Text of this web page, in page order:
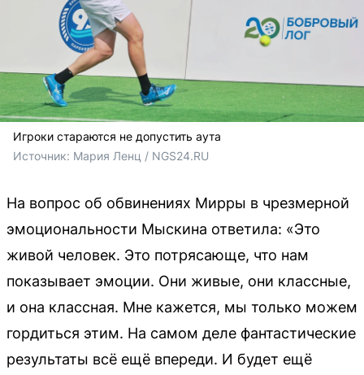
Игроки стараются не допустить аута
Источник: Мария Ленц / NGS24.RU
На вопрос об обвинениях Мирры в чрезмерной
эмоциональности Мыскина ответила: «Это
живой человек. Это потрясающе, что нам
показывает эмоции. Они живые, они классные,
и она классная. Мне кажется, мы только можем
гордиться этим. На самом деле фантастические
результаты всё ещё впереди. И будет ещё